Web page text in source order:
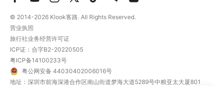
© 2014-2026 Klook客路. All Rights Reserved.
营业执照
旅行社业务经营许可证
ICP证：合字B2-20220505
粤ICP备14100233号
粤公网安备 44030402006016号
地址：深圳市前海深港合作区南山街道梦海大道5289号中粮亚太大厦801